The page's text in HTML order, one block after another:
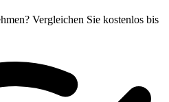
Vergleichen Sie kostenlos bis